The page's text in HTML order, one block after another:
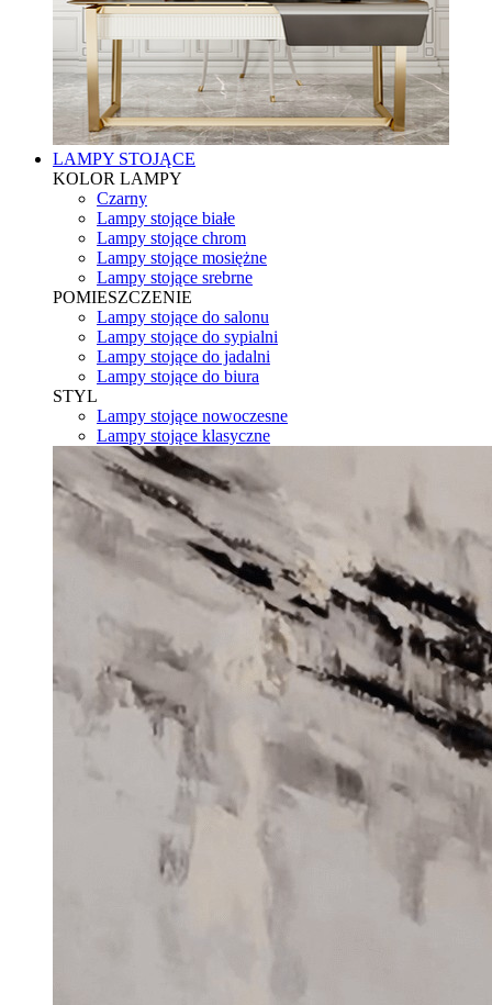
LAMPY STOJĄCE
KOLOR LAMPY
Czarny
Lampy stojące białe
Lampy stojące chrom
Lampy stojące mosiężne
Lampy stojące srebrne
POMIESZCZENIE
Lampy stojące do salonu
Lampy stojące do sypialni
Lampy stojące do jadalni
Lampy stojące do biura
STYL
Lampy stojące nowoczesne
Lampy stojące klasyczne